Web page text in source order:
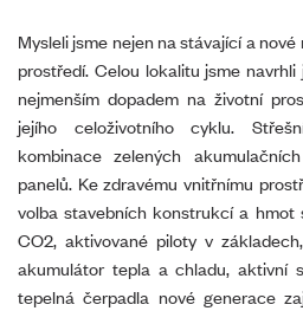
Mysleli jsme nejen na stávající a
prostředí. Celou lokalitu jsme
nejmenším dopadem na životní
jejího celoživotního cyklu.
kombinace zelených
panelů. Ke zdravému vnitřnímu
volba stavebních konstrukcí a hmot
CO2, aktivované piloty v
akumulátor tepla a chladu, aktivní
tepelná čerpadla nové generace